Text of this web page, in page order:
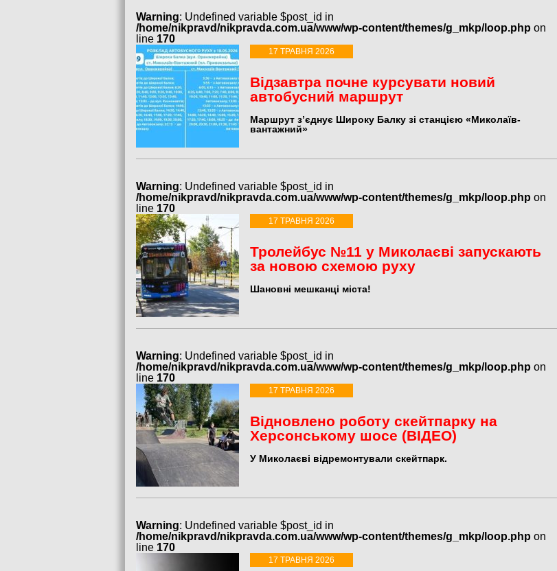
Warning: Undefined variable $post_id in
/home/nikpravd/nikpravda.com.ua/www/wp-content/themes/g_mkp/loop.php on
line 170
17 ТРАВНЯ 2026
Відзавтра почне курсувати новий
автобусний маршрут
Маршрут з’єднує Широку Балку зі станцією «Миколаїв-
вантажний»
Warning: Undefined variable $post_id in
/home/nikpravd/nikpravda.com.ua/www/wp-content/themes/g_mkp/loop.php on
line 170
17 ТРАВНЯ 2026
Тролейбус №11 у Миколаєві запускають
за новою схемою руху
Шановні мешканці міста!
Warning: Undefined variable $post_id in
/home/nikpravd/nikpravda.com.ua/www/wp-content/themes/g_mkp/loop.php on
line 170
17 ТРАВНЯ 2026
Відновлено роботу скейтпарку на
Херсонському шосе (ВІДЕО)
У Миколаєві відремонтували скейтпарк.
Warning: Undefined variable $post_id in
/home/nikpravd/nikpravda.com.ua/www/wp-content/themes/g_mkp/loop.php on
line 170
17 ТРАВНЯ 2026